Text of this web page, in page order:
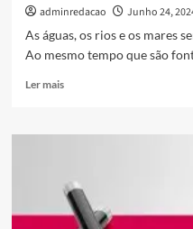
adminredacao Junho 24,
As águas, os rios e os mares
Ao mesmo tempo que são
Ler mais